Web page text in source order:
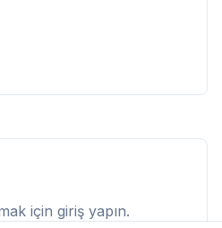
için giriş yapın.